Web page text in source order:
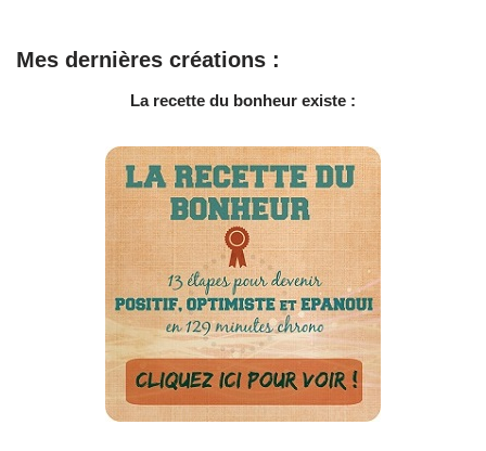
Mes dernières créations :
La recette du bonheur existe :